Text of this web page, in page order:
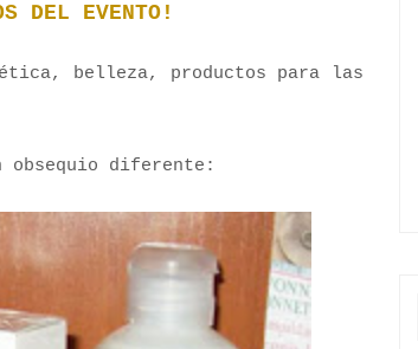
DEL EVENTO!
belleza, productos para las
obsequio diferente: